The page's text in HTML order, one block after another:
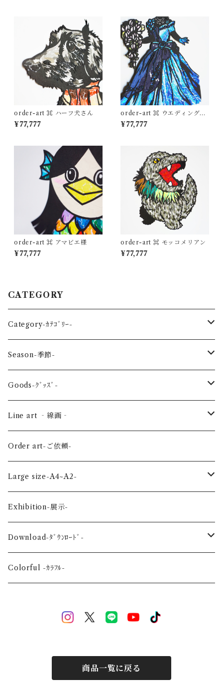
order-art ⌘ ハーフ犬さん
¥77,777
order-art ⌘ ウエディングド
レス
¥77,777
order-art ⌘ アマビエ様
¥77,777
order-art ⌘ モッコメリアン
¥77,777
CATEGORY
Category-ｶﾃｺﾞﾘｰ-
reptile-爬虫類-
Sea-海の生き物-
Bird-鳥-
Land-陸の生き物-
Planet-惑星-
Flower-花-
Wedding-婚礼-
Event-祝祭-
Mother's Day
Season-季節-
Spring-春-
Summer-夏-
Autumn-秋-
Winter-冬-
Goods-ｸﾞｯｽﾞ-
Key ring -ｷｰﾎﾙﾀﾞｰ
Art panel -ｱｰﾄﾊﾟﾈﾙ-
Acrylic figure -ｱｸﾘﾙﾌｨｷﾞｭｱ-
Line art ‐線画‐
Flower ‐花-
Mini -ミニ-
Okinawa-沖縄-
Order art-ご依頼-
Large size-A4~A2-
A4
A3
A2
Exhibition-展示-
Download-ﾀﾞｳﾝﾛｰﾄﾞ-
Alphabet-文字-
Colorful -ｶﾗﾌﾙ-
商品一覧に戻る